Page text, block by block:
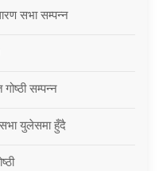
सभा सम्पन्न
सम्पन्न
युलेसमा हुँदै